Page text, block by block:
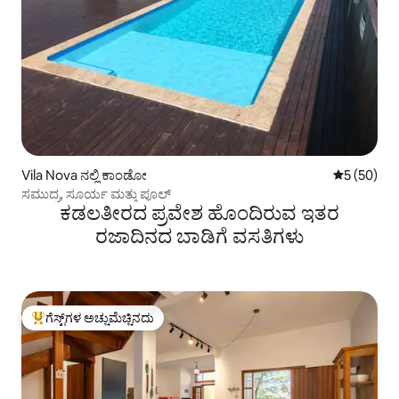
Vila Nova ನಲ್ಲಿ ಕಾಂಡೋ 5 ರಲ್ಲಿ 5
5 (50)
ಸಮುದ್ರ, ಸೂರ್ಯ ಮತ್ತು ಪೂಲ್
ಕಡಲತೀರದ ಪ್ರವೇಶ ಹೊಂದಿರುವ ಇತರ
ರಜಾದಿನದ ಬಾಡಿಗೆ ವಸತಿಗಳು
ಗೆಸ್ಟ್‌ಗಳಿಗೆ ಅತಿ ಹೆಚ್ಚು ಅಚ್ಚುಮೆಚ್ಚಿನದು
ಗೆಸ್ಟ್‌ಗಳ ಅಚ್ಚುಮೆಚ್ಚಿನದು